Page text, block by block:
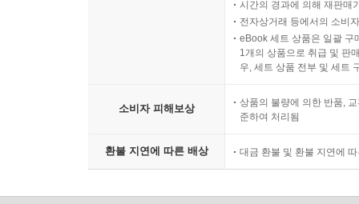
시간의 경과에 의해 재판매
전자상거래 등에서의 소비
eBook 세트 상품은 일괄 구
1개의 상품으로 취급 및 판
우, 세트 상품 전부 및 세트
소비자 피해보상
상품의 불량에 의한 반품,
준하여 처리됨
환불 지연에 따른 배상 대금 환불 및 환불 지연에